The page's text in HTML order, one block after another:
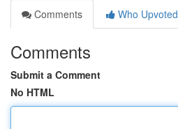
Comments
Who Upvoted
Comments
Submit a Comment
No HTML